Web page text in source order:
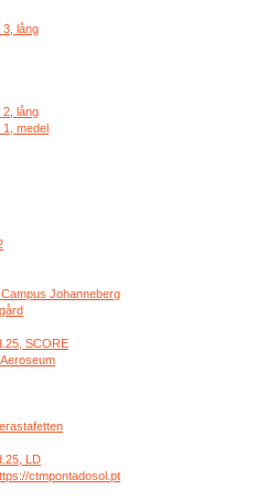
lång
lång
medel
Johanneberg
SCORE
LD
ctmpontadosol.pt